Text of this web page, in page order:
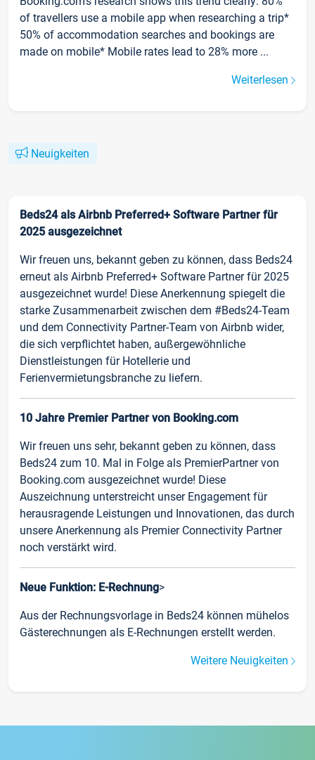
of travellers use a mobile app when researching a trip*
50% of accommodation searches and bookings are
made on mobile* Mobile rates lead to 28% more ...
Weiterlesen
Neuigkeiten
Beds24 als Airbnb Preferred+ Software Partner für
2025 ausgezeichnet
Wir freuen uns, bekannt geben zu können, dass Beds24
erneut als Airbnb Preferred+ Software Partner für 2025
ausgezeichnet wurde! Diese Anerkennung spiegelt die
starke Zusammenarbeit zwischen dem #Beds24-Team
und dem Connectivity Partner-Team von Airbnb wider,
die sich verpflichtet haben, außergewöhnliche
Dienstleistungen für Hotellerie und
Ferienvermietungsbranche zu liefern.
10 Jahre Premier Partner von Booking.com
Wir freuen uns sehr, bekannt geben zu können, dass
Beds24 zum 10. Mal in Folge als PremierPartner von
Booking.com ausgezeichnet wurde! Diese
Auszeichnung unterstreicht unser Engagement für
herausragende Leistungen und Innovationen, das durch
unsere Anerkennung als Premier Connectivity Partner
noch verstärkt wird.
Neue Funktion: E-Rechnung>
Aus der Rechnungsvorlage in Beds24 können mühelos
Gästerechnungen als E-Rechnungen erstellt werden.
Weitere Neuigkeiten